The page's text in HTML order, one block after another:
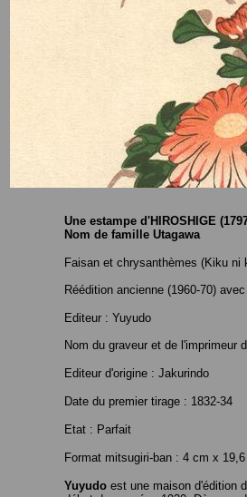
Une estampe d'HIROSHIGE
Nom de famille Utagawa
Faisan et chrysanthèmes (Kiku ni
Réédition ancienne (1960-70)
Editeur : Yuyudo
Nom du graveur et de l'imprimeur
Editeur d'origine : Jakurindo
Date du premier tirage : 1832-34
Etat : Parfait
Format mitsugiri-ban : 4 cm x
Yuyudo est une maison d'édition